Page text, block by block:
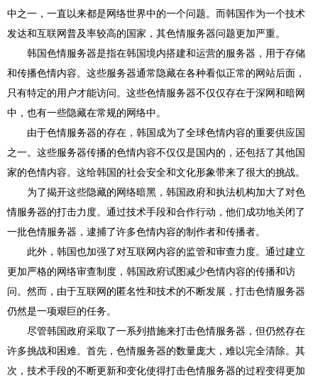
中之一，一直以来都是网络世界中的一个问题。而韩国作为一个技术
发达和互联网普及率较高的国家，其色情服务器问题更加严重。
韩国色情服务器是指在韩国境内搭建和运营的服务器，用于存储
和传播色情内容。这些服务器通常隐藏在各种看似正常的网站后面，
只有特定的用户才能访问。这些色情服务器不仅仅存在于深网和暗网
中，也有一些隐藏在常规的网络中。
由于色情服务器的存在，韩国成为了全球色情内容的重要供应国
之一。这些服务器传播的色情内容不仅仅是国内的，还包括了其他国
家的色情内容。这给韩国的社会安全和文化形象带来了很大的挑战。
为了揭开这些隐藏的网络暗黑，韩国政府和执法机构加大了对色
情服务器的打击力度。通过技术手段和合作行动，他们成功地关闭了
一批色情服务器，逮捕了许多色情内容的制作者和传播者。
此外，韩国也加强了对互联网内容的监管和审查力度。通过建立
更加严格的网络审查制度，韩国政府试图减少色情内容的传播和访
问。然而，由于互联网的匿名性和技术的不断发展，打击色情服务器
仍然是一项艰巨的任务。
尽管韩国政府采取了一系列措施来打击色情服务器，但仍然存在
许多挑战和困难。首先，色情服务器的数量庞大，难以完全清除。其
次，技术手段的不断更新和变化使得打击色情服务器的过程变得更加